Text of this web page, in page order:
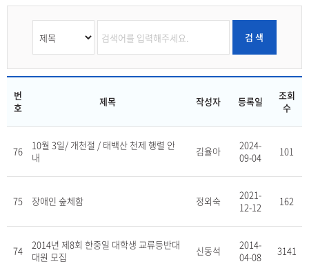
검 색
번
호
제목 작성자 등록일
조회
수
76
10월 3일/ 개천절 / 태백산 천제 행렬 안
내
김율아
2024-
09-04
101
75 장애인 숲체함 정외숙
2021-
12-12
162
74
2014년 제8회 한중일 대학생 교류등반대
대원 모집
신동석
2014-
04-08
3141